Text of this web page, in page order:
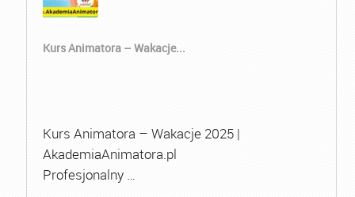
Kurs Animatora – Wakacje...
Kurs Animatora – Wakacje 2025 |
AkademiaAnimatora.pl
Profesjonalny …